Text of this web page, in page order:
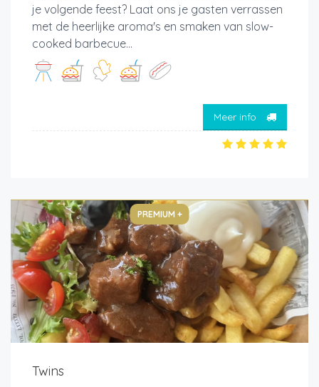
je volgende feest? Laat ons je gasten verrassen
met de heerlijke aroma's en smaken van slow-
cooked barbecue...
Meer info
PREMIUM +
Twins